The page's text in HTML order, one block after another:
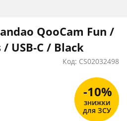
QooCam Fun /
USB-C / Black
Код: CS02032498
-10%
знижки
для ЗСУ